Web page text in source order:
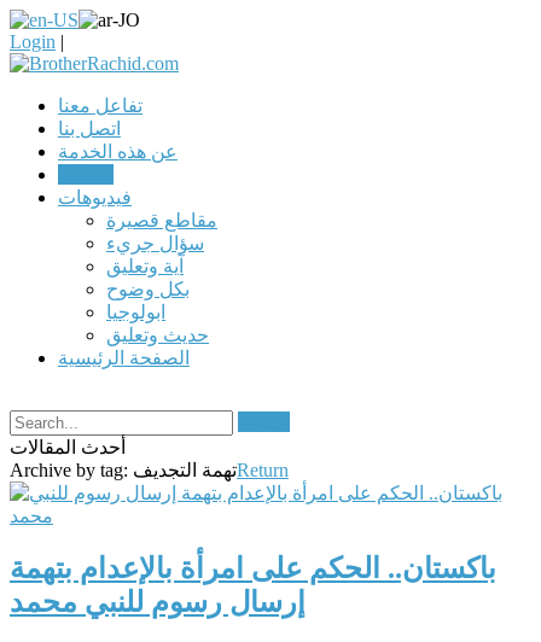
Login |
تفاعل معنا
اتصل بنا
عن هذه الخدمة
فيديوهات
مقاطع قصيرة
سؤال جريء
آية وتعليق
بكل وضوح
ابولوجيا
حديث وتعليق
الصفحة الرئيسية
أحدث المقالات
Archive by tag: تهمة التجديفReturn
باكستان.. الحكم على امرأة بالإعدام بتهمة
إرسال رسوم للنبي محمد